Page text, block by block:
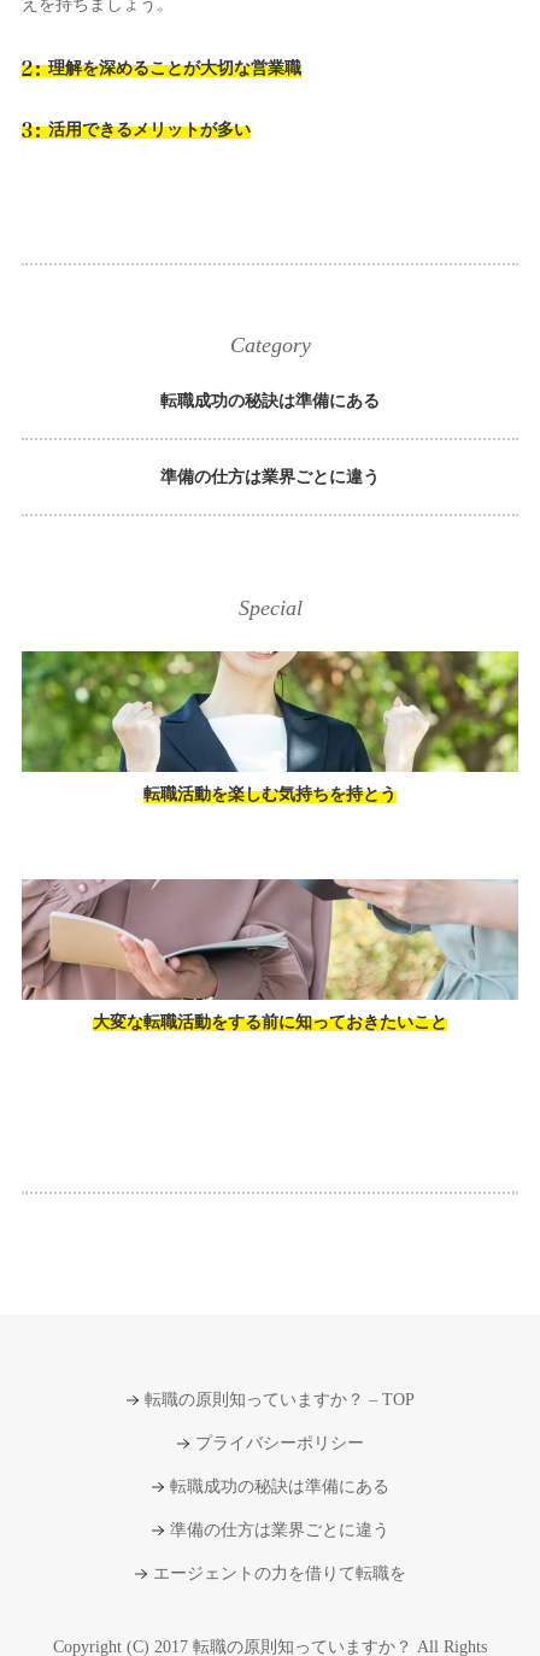
えを持ちましょう。
理解を深めることが大切な営業職
活用できるメリットが多い
Category
転職成功の秘訣は準備にある
準備の仕方は業界ごとに違う
Special
転職活動を楽しむ気持ちを持とう
大変な転職活動をする前に知っておきたいこと
転職の原則知っていますか？ – TOP
プライバシーポリシー
転職成功の秘訣は準備にある
準備の仕方は業界ごとに違う
エージェントの力を借りて転職を
Copyright (C) 2017 転職の原則知っていますか？ All Rights